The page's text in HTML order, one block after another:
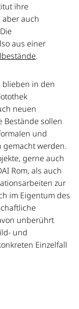
ihre
aber auch
aus einer
.
blieben in den
neuen
Bestände sollen
und
werden.
gerne auch
Rom, als auch
zur
im Eigentum des
unberührt
und
Einzelfall